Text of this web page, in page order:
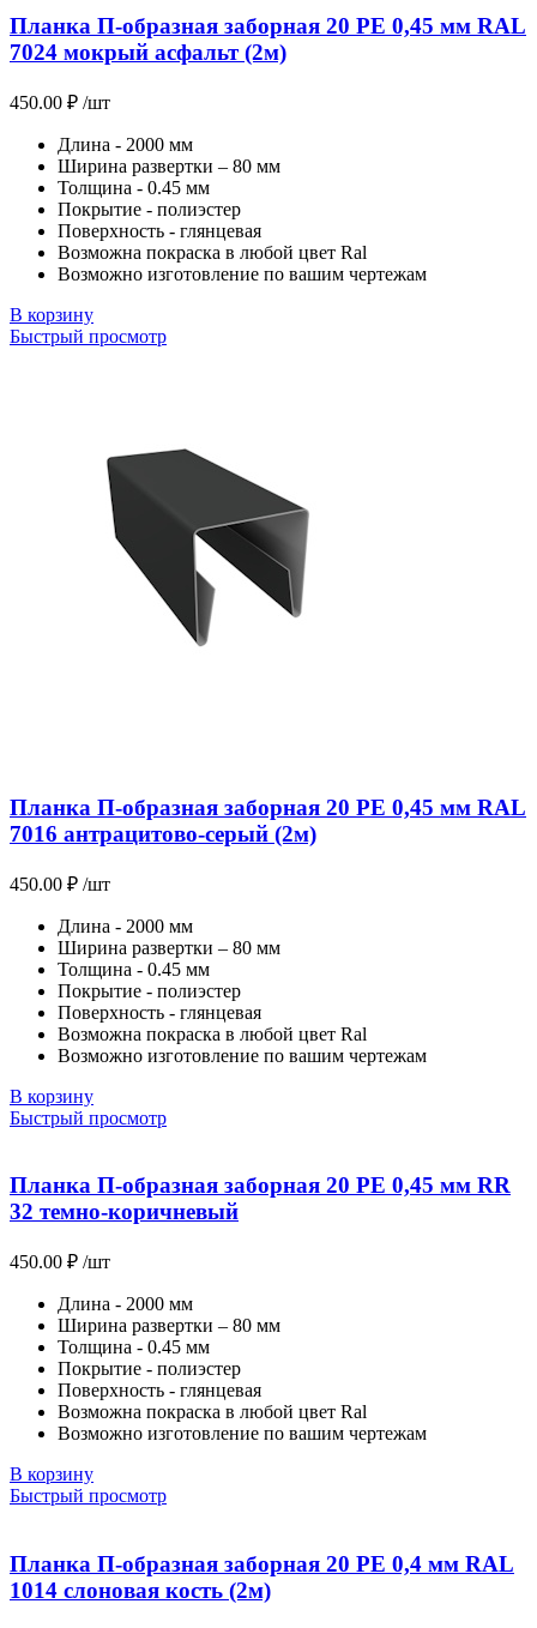
Планка П-образная заборная 20 PE 0,45 мм RAL
7024 мокрый асфальт (2м)
450.00 ₽ /шт
Длина - 2000 мм
Ширина развертки – 80 мм
Толщина - 0.45 мм
Покрытие - полиэстер
Поверхность - глянцевая
Возможна покраска в любой цвет Ral
Возможно изготовление по вашим чертежам
В корзину
Быстрый просмотр
Планка П-образная заборная 20 PE 0,45 мм RAL
7016 антрацитово-серый (2м)
450.00 ₽ /шт
Длина - 2000 мм
Ширина развертки – 80 мм
Толщина - 0.45 мм
Покрытие - полиэстер
Поверхность - глянцевая
Возможна покраска в любой цвет Ral
Возможно изготовление по вашим чертежам
В корзину
Быстрый просмотр
Планка П-образная заборная 20 PE 0,45 мм RR
32 темно-коричневый
450.00 ₽ /шт
Длина - 2000 мм
Ширина развертки – 80 мм
Толщина - 0.45 мм
Покрытие - полиэстер
Поверхность - глянцевая
Возможна покраска в любой цвет Ral
Возможно изготовление по вашим чертежам
В корзину
Быстрый просмотр
Планка П-образная заборная 20 PE 0,4 мм RAL
1014 слоновая кость (2м)